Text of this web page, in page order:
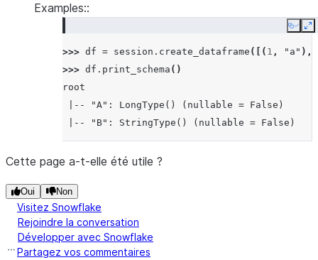
Examples::
Copy
>>> df = session . create_dataframe ([( 1 , "a" ),
>>> df . print_schema ()
root
|-- "A": LongType() (nullable = False)
|-- "B": StringType() (nullable = False)
Cette page a-t-elle été utile ?
Oui Non
Visitez Snowflake
Rejoindre la conversation
Développer avec Snowflake
Partagez vos commentaires